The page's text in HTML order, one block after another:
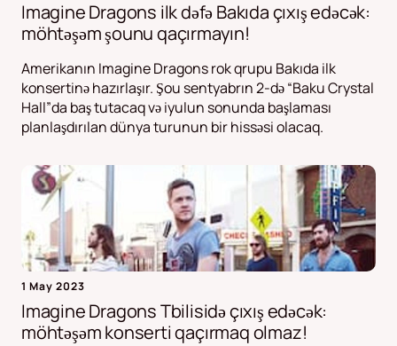
Imagine Dragons ilk dəfə Bakıda çıxış edəcək:
möhtəşəm şounu qaçırmayın!
Amerikanın Imagine Dragons rok qrupu Bakıda ilk
konsertinə hazırlaşır. Şou sentyabrın 2-də “Baku Crystal
Hall”da baş tutacaq və iyulun sonunda başlaması
planlaşdırılan dünya turunun bir hissəsi olacaq.
1 May 2023
Imagine Dragons Tbilisidə çıxış edəcək:
möhtəşəm konserti qaçırmaq olmaz!